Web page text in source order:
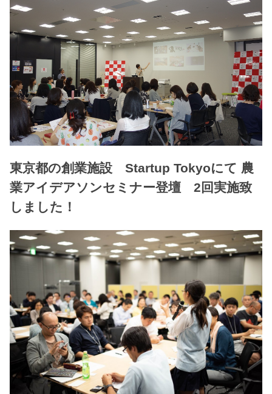
東京都の創業施設 Startup Tokyoにて 農
業アイデアソンセミナー登壇 2回実施致
しました！